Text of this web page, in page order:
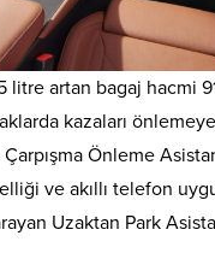
litre artan bagaj hacmi
kazaları
Çarpışma Önleme
ve akıllı telefon
Uzaktan Park